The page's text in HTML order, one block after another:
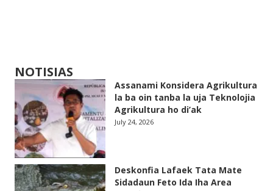
NOTISIAS
Assanami Konsidera Agrikultura
la ba oin tanba la uja Teknolojia
Agrikultura ho di’ak
July 24, 2026
Deskonfia Lafaek Tata Mate
Sidadaun Feto Ida Iha Area